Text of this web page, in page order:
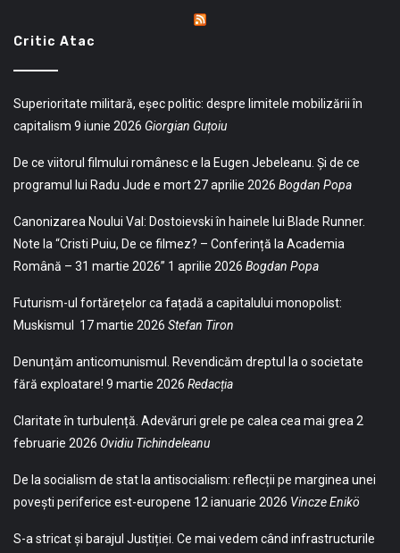
Critic Atac
Superioritate militară, eșec politic: despre limitele mobilizării în
capitalism 9 iunie 2026 Giorgian Guțoiu
De ce viitorul filmului românesc e la Eugen Jebeleanu. Și de ce
programul lui Radu Jude e mort27 aprilie 2026 Bogdan Popa
Canonizarea Noului Val: Dostoievski în hainele lui Blade Runner.
Note la “Cristi Puiu, De ce filmez? – Conferință la Academia
Română – 31 martie 2026” 1 aprilie 2026 Bogdan Popa
Futurism-ul fortărețelor ca fațadă a capitalului monopolist:
Muskismul
17 martie 2026 Stefan Tiron
Denunțăm anticomunismul. Revendicăm dreptul la o societate
fără exploatare! 9 martie 2026 Redacția
Claritate în turbulență. Adevăruri grele pe calea cea mai grea 2
februarie 2026 Ovidiu Tichindeleanu
De la socialism de stat la antisocialism: reflecții pe marginea unei
povești periferice est-europene 12 ianuarie 2026 Vincze Enikö
S-a stricat și barajul Justiției. Ce mai vedem când infrastructurile